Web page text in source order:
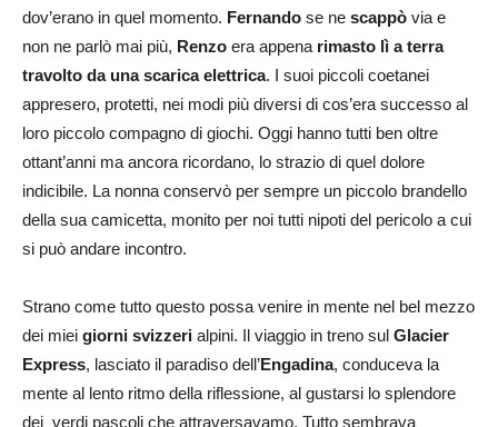
dov’erano in quel momento. Fernando se ne scappò via e
non ne parlò mai più, Renzo era appena rimasto lì a terra
travolto da una scarica elettrica. I suoi piccoli coetanei
appresero, protetti, nei modi più diversi di cos’era successo al
loro piccolo compagno di giochi. Oggi hanno tutti ben oltre
ottant’anni ma ancora ricordano, lo strazio di quel dolore
indicibile. La nonna conservò per sempre un piccolo brandello
della sua camicetta, monito per noi tutti nipoti del pericolo a cui
si può andare incontro.
Strano come tutto questo possa venire in mente nel bel mezzo
dei miei giorni svizzeri alpini. Il viaggio in treno sul Glacier
Express, lasciato il paradiso dell’Engadina, conduceva la
mente al lento ritmo della riflessione, al gustarsi lo splendore
dei verdi pascoli che attraversavamo. Tutto sembrava